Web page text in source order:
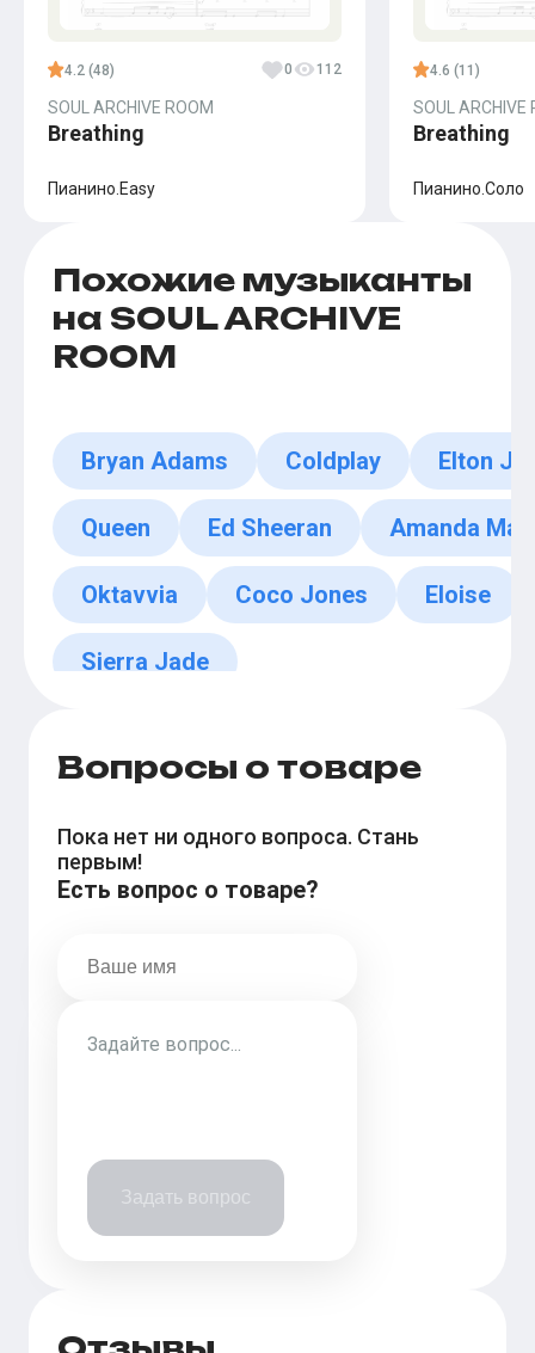
4.2 (48) 0 112
SOUL ARCHIVE ROOM
Breathing
Пианино.Easy
4.6 (11)
SOUL ARCHIVE
Breathing
Пианино.Соло
Похожие музыканты
на SOUL ARCHIVE
ROOM
Bryan Adams Coldplay Elton
Queen Ed Sheeran Amanda
Oktavvia Coco Jones Eloise
Sierra Jade
Вопросы о товаре
Пока нет ни одного вопроса. Стань
первым!
Есть вопрос о товаре?
Задать вопрос